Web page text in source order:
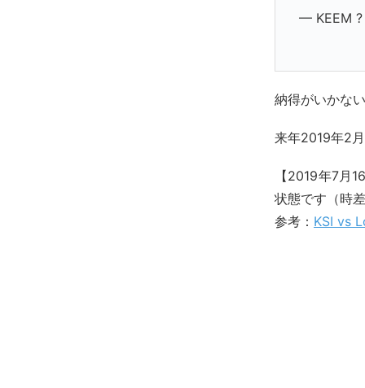
— KEEM ?
納得がいかな
来年2019年2
【2019年7月
状態です（時
参考： KSI vs